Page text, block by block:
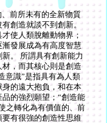
前所未有的全新物質
創造就談不到創新。
使人類脫離動物界；
發展成為有高度智慧
。 所謂具有創新能力
，而其核心則是創造
意識”是指具有為人類
的遠大抱負，和在本
的強烈願望；“創造能
之轉化為有價值的、前
有很強的創造性思維